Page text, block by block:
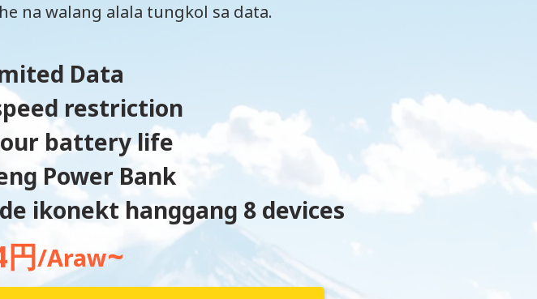
na walang alala tungkol sa data.
Data
restriction
battery life
Power Bank
ikonekt hanggang 8 devices
/Araw~